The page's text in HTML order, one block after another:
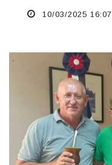
10/03/2025 16:07